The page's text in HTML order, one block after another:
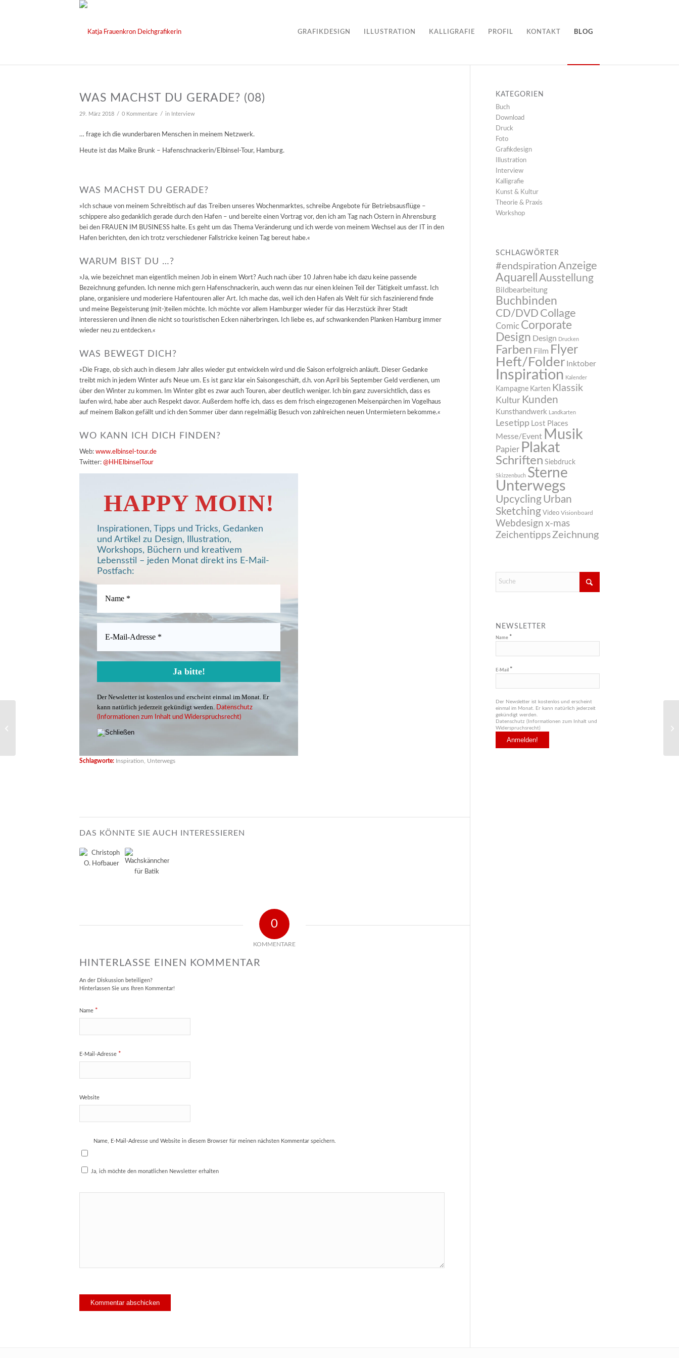
GRAFIKDESIGN ILLUSTRATION KALLIGRAFIE PROFIL KONTAKT BLOG
WAS MACHST DU GERADE? (08)
29. März 2018 / 0 Kommentare / in Interview
… frage ich die wunderbaren Menschen in meinem Netzwerk.
Heute ist das Maike Brunk – Hafenschnackerin/Elbinsel-Tour, Hamburg.
WAS MACHST DU GERADE?
»Ich schaue von meinem Schreibtisch auf das Treiben unseres Wochenmarktes, schreibe Angebote für Betriebsausflüge –
schippere also gedanklich gerade durch den Hafen – und bereite einen Vortrag vor, den ich am Tag nach Ostern in Ahrensburg
bei den FRAUEN IM BUSINESS halte. Es geht um das Thema Veränderung und ich werde von meinem Wechsel aus der IT in den
Hafen berichten, den ich trotz verschiedener Fallstricke keinen Tag bereut habe.«
WARUM BIST DU …?
»Ja, wie bezeichnet man eigentlich meinen Job in einem Wort? Auch nach über 10 Jahren habe ich dazu keine passende
Bezeichnung gefunden. Ich nenne mich gern Hafenschnackerin, auch wenn das nur einen kleinen Teil der Tätigkeit umfasst. Ich
plane, organisiere und moderiere Hafentouren aller Art. Ich mache das, weil ich den Hafen als Welt für sich faszinierend finde
und meine Begeisterung (mit-)teilen möchte. Ich möchte vor allem Hamburger wieder für das Herzstück ihrer Stadt
interessieren und ihnen die nicht so touristischen Ecken näherbringen. Ich liebe es, auf schwankenden Planken Hamburg immer
wieder neu zu entdecken.«
WAS BEWEGT DICH?
»Die Frage, ob sich auch in diesem Jahr alles wieder gut entwickeln wird und die Saison erfolgreich anläuft. Dieser Gedanke
treibt mich in jedem Winter aufs Neue um. Es ist ganz klar ein Saisongeschäft, d.h. von April bis September Geld verdienen, um
über den Winter zu kommen. Im Winter gibt es zwar auch Touren, aber deutlich weniger. Ich bin ganz zuversichtlich, dass es
laufen wird, habe aber auch Respekt davor. Außerdem hoffe ich, dass es dem frisch eingezogenen Meisenpärchen im Vogelhaus
auf meinem Balkon gefällt und ich den Sommer über dann regelmäßig Besuch von zahlreichen neuen Untermietern bekomme.«
WO KANN ICH DICH FINDEN?
Web: www.elbinsel-tour.de
Twitter: @HHElbinselTour
HAPPY MOIN!
Inspirationen, Tipps und Tricks, Gedanken
und Artikel zu Design, Illustration,
Workshops, Büchern und kreativem
Lebensstil – jeden Monat direkt ins E-Mail-
Postfach:
Der Newsletter ist kostenlos und erscheint einmal im Monat. Er
kann natürlich jederzeit gekündigt werden.
Datenschutz
(Informationen zum Inhalt und Widerspruchsrecht)
Schlagworte: Inspiration Unterwegs
DAS KÖNNTE SIE AUCH INTERESSIEREN
0
KOMMENTARE
HINTERLASSE EINEN KOMMENTAR
An der Diskussion beteiligen?
Hinterlassen Sie uns Ihren Kommentar!
Name *
E-Mail-Adresse *
Website
Name, E-Mail-Adresse und Website in diesem Browser für meinen nächsten Kommentar speichern.
Ja, ich möchte den monatlichen Newsletter erhalten
KATEGORIEN
Buch
Download
Druck
Foto
Grafikdesign
Illustration
Interview
Kalligrafie
Kunst & Kultur
Theorie & Praxis
Workshop
SCHLAGWÖRTER
#endspiration Anzeige
Aquarell
Ausstellung
Bildbearbeitung
Buchbinden
CD/DVD Collage
Comic Corporate
Design Design Drucken
Farben Film Flyer
Heft/Folder Inktober
Inspiration Kalender
Kampagne Karten Klassik
Kultur Kunden
Kunsthandwerk Landkarten
Lesetipp Lost Places
Messe/Event Musik
Papier Plakat
Schriften Siebdruck
Skizzenbuch Sterne
Unterwegs
Upcycling Urban
Sketching Video Visionboard
Webdesign x-mas
ZeichentippsZeichnung
NEWSLETTER
Name *
E-Mail *
Der Newsletter ist kostenlos und erscheint
einmal im Monat. Er kann natürlich jederzeit
gekündigt werden.
Datenschutz (Informationen zum Inhalt und
Widerspruchsrecht)